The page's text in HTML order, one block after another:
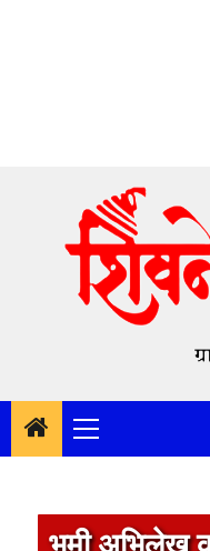
content
Primary
Menu